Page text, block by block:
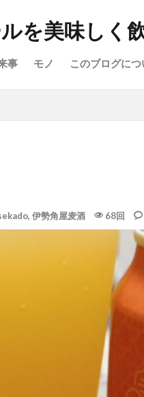
を美味しく
事 モノ このブログにつ
, 伊勢角屋麦酒 68回